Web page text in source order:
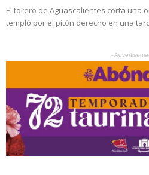
El torero de Aguascalientes corta una
templó por el pitón derecho en una
-